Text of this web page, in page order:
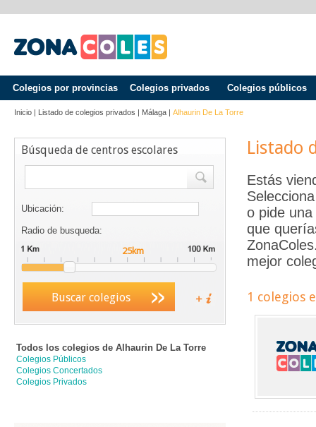
Colegios por provincias Colegios privados Colegios públicos
Inicio | Listado de colegios privados | Málaga | Alhaurin De La Torre
Búsqueda de centros escolares
Ubicación:
Radio de busqueda:
Buscar colegios
Todos los colegios de Alhaurin De La Torre
Colegios Públicos
Colegios Concertados
Colegios Privados
Listado
Estás
o pide
que
mejor
1 colegios